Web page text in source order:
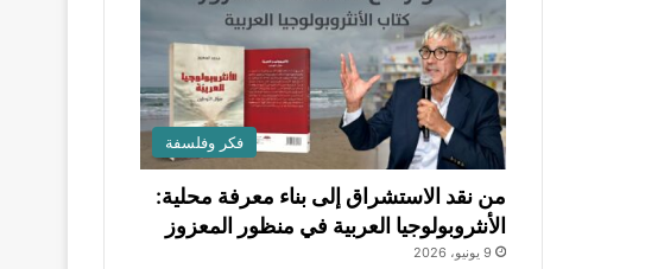
فكر وفلسفة
من نقد الاستشراق إلى بناء معرفة محلية:
الأنثروبولوجيا العربية في منظور المعزوز
9 يونيو، 2026